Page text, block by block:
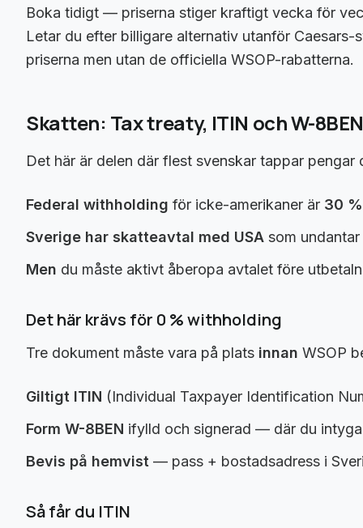
Boka tidigt — priserna stiger kraftigt vecka för
Letar du efter billigare alternativ utanför
priserna men utan de officiella WSOP-rabatterna.
Skatten: Tax treaty, ITIN och W-8BEN
Det här är delen där flest svenskar tappar
Federal withholding för icke-amerikaner är 30 %
Sverige har skatteavtal med USA som
Men du måste aktivt åberopa avtalet före
Det här krävs för 0 % withholding
Tre dokument måste vara på plats innan WSOP
Giltigt ITIN (Individual Taxpayer Identification
Form W-8BEN ifylld och signerad — där du
Bevis på hemvist — pass + bostadsadress i
Så får du ITIN